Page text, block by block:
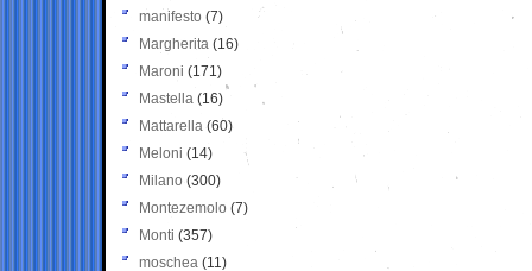
manifesto (7)
Margherita (16)
Maroni (171)
Mastella (16)
Mattarella (60)
Meloni (14)
Milano (300)
Montezemolo (7)
Monti (357)
moschea (11)